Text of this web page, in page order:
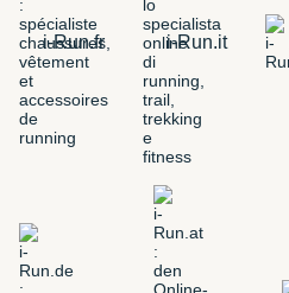
i-Run.fr i-Run.it